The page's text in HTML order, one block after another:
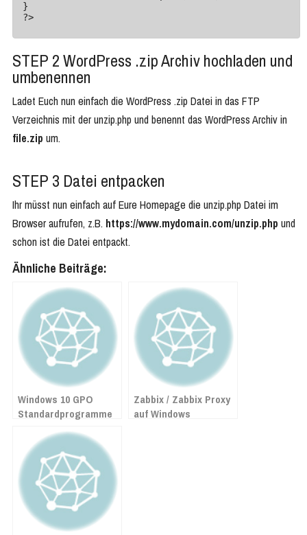
}
?>
STEP 2 WordPress .zip Archiv hochladen und
umbenennen
Ladet Euch nun einfach die WordPress .zip Datei in das FTP
Verzeichnis mit der unzip.php und benennt das WordPress Archiv in
file.zip um.
STEP 3 Datei entpacken
Ihr müsst nun einfach auf Eure Homepage die unzip.php Datei im
Browser aufrufen, z.B. https://www.mydomain.com/unzip.php und
schon ist die Datei entpackt.
Ähnliche Beiträge:
Windows 10 GPO
Standardprogramme
Zabbix / Zabbix Proxy
auf Windows